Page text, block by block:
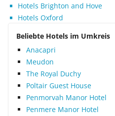
Hotels Brighton and Hove
Hotels Oxford
Beliebte Hotels im Umkreis
Anacapri
Meudon
The Royal Duchy
Poltair Guest House
Penmorvah Manor Hotel
Penmere Manor Hotel